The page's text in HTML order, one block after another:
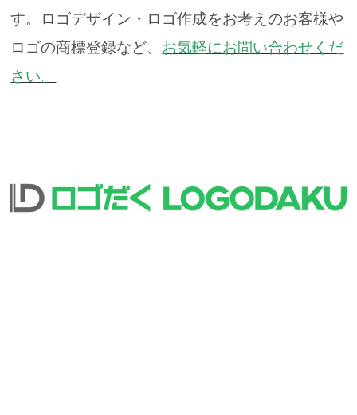
す。
ロゴデザイン・ロゴ作成をお考えのお客様や
ロゴの商標登録など、 お気軽にお問い合わせくだ
さい。